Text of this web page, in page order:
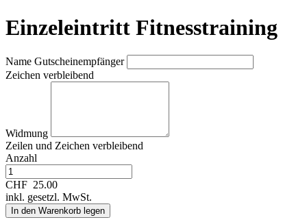
Einzeleintritt Fitnesstraining
Name Gutscheinempfänger
Zeichen verbleibend
Widmung
Zeilen und Zeichen verbleibend
Anzahl
CHF 25.00
inkl. gesetzl. MwSt.
In den Warenkorb legen